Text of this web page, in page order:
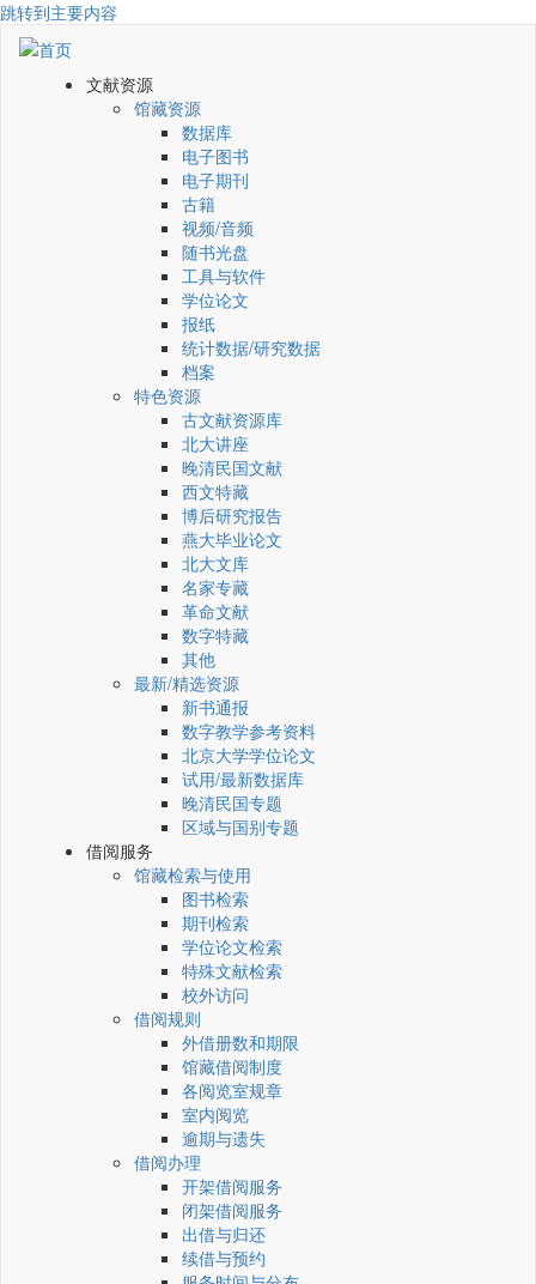
跳转到主要内容
文献资源
馆藏资源
数据库
电子图书
电子期刊
古籍
视频/音频
随书光盘
工具与软件
学位论文
报纸
统计数据/研究数据
档案
特色资源
古文献资源库
北大讲座
晚清民国文献
西文特藏
博后研究报告
燕大毕业论文
北大文库
名家专藏
革命文献
数字特藏
其他
最新/精选资源
新书通报
数字教学参考资料
北京大学学位论文
试用/最新数据库
晚清民国专题
区域与国别专题
借阅服务
馆藏检索与使用
图书检索
期刊检索
学位论文检索
特殊文献检索
校外访问
借阅规则
外借册数和期限
馆藏借阅制度
各阅览室规章
室内阅览
逾期与遗失
借阅办理
开架借阅服务
闭架借阅服务
出借与归还
续借与预约